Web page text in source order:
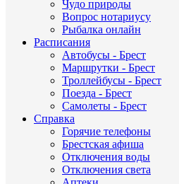
Чудо природы
Вопрос нотариусу
Рыбалка онлайн
Расписания
Автобусы - Брест
Маршрутки - Брест
Троллейбусы - Брест
Поезда - Брест
Самолеты - Брест
Справка
Горячие телефоны
Брестская афиша
Отключения воды
Отключения света